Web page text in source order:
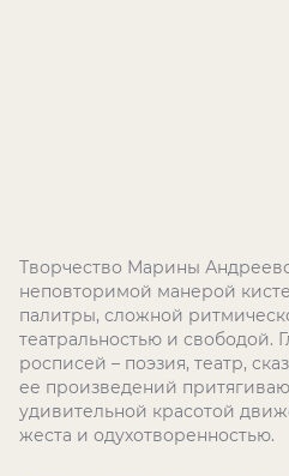
Творчество Марины
неповторимой манерой
палитры, сложной
театральностью и свободой.
росписей – поэзия, театр,
ее произведений
удивительной красотой
жеста и одухотворенностью.